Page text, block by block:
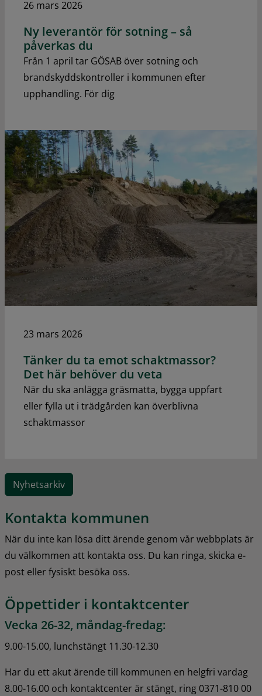
26 mars 2026
Ny leverantör för sotning – så
påverkas du
Från 1 april tar GÖSAB över sotning och
brandskyddskontroller i kommunen efter
upphandling. För dig
23 mars 2026
Tänker du ta emot schaktmassor?
Det här behöver du veta
När du ska anlägga gräsmatta, bygga uppfart
eller fylla ut i trädgården kan överblivna
schaktmassor
Nyhetsarkiv
Kontakta kommunen
När du inte kan lösa ditt ärende genom vår webbplats är
du välkommen att kontakta oss. Du kan ringa, skicka e-
post eller fysiskt besöka oss.
Öppettider i kontaktcenter
Vecka 26-32, måndag-fredag:
9.00-15.00, lunchstängt 11.30-12.30
Har du ett akut ärende till kommunen en helgfri vardag
8.00-16.00 och kontaktcenter är stängt, ring 0371-810 00